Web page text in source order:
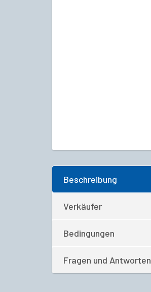
Beschreibung
Verkäufer
Bedingungen
Fragen und Antworten